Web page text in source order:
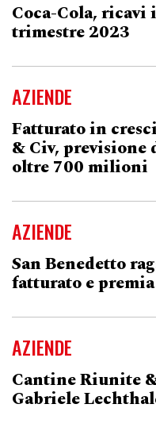
Coca-Cola,
trimestre 2023
AZIENDE
Fatturato in
& Civ, previsione
oltre 700 milioni
AZIENDE
San Benedetto
fatturato e
AZIENDE
Cantine Riunite
Gabriele